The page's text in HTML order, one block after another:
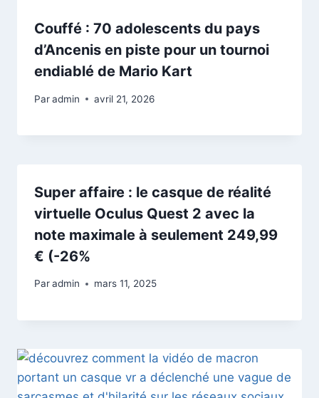
Couffé : 70 adolescents du pays
d’Ancenis en piste pour un tournoi
endiablé de Mario Kart
Paradmin avril 21, 2026
Super affaire : le casque de réalité
virtuelle Oculus Quest 2 avec la
note maximale à seulement 249,99
€ (-26%
Paradmin mars 11, 2025